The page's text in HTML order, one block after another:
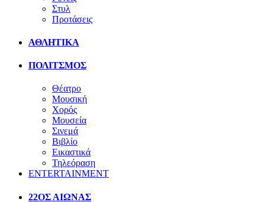
Στυλ
Προτάσεις
ΑΘΛΗΤΙΚΑ
ΠΟΛΙΤΣΜΟΣ
Θέατρο
Μουσική
Χορός
Μουσεία
Σινεμά
Βιβλίο
Εικαστικά
Τηλεόραση
ENTERTAINMENT
22ΟΣ ΑΙΩΝΑΣ